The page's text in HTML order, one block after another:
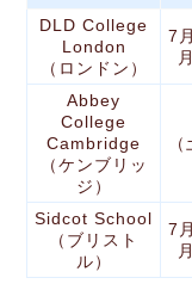
DLD College
London
（ロンドン）
7
Abbey
College
Cambridge
（ケンブリッ
ジ）
Sidcot School
（ブリスト
ル）
7